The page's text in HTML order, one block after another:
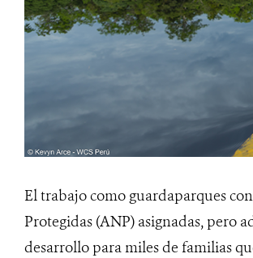
El trabajo como guardaparques
Protegidas (ANP) asignadas, pero
desarrollo para miles de familias